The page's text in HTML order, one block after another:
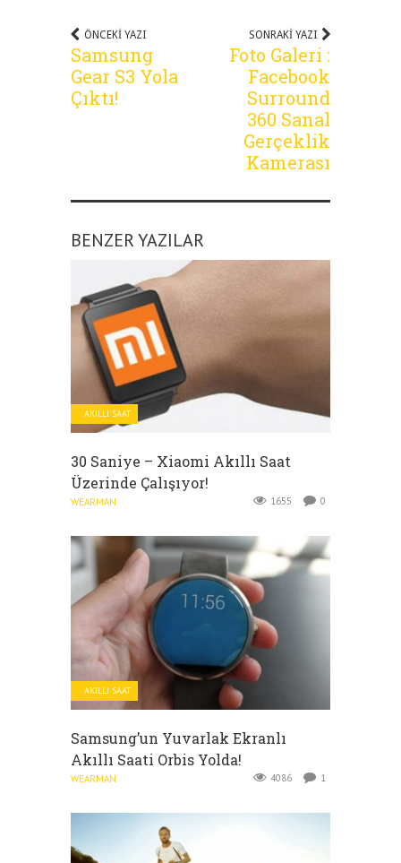
ÖNCEKI YAZI
Samsung
Gear S3 Yola
Çıktı!
SONRAKI YAZI
Foto Galeri :
Facebook
Surround
360 Sanal
Gerçeklik
Kamerası
BENZER YAZILAR
AKILLI SAAT
30 Saniye – Xiaomi Akıllı Saat
Üzerinde Çalışıyor!
WEARMAN 1655 0
AKILLI SAAT
Samsung’un Yuvarlak Ekranlı
Akıllı Saati Orbis Yolda!
WEARMAN 4086 1